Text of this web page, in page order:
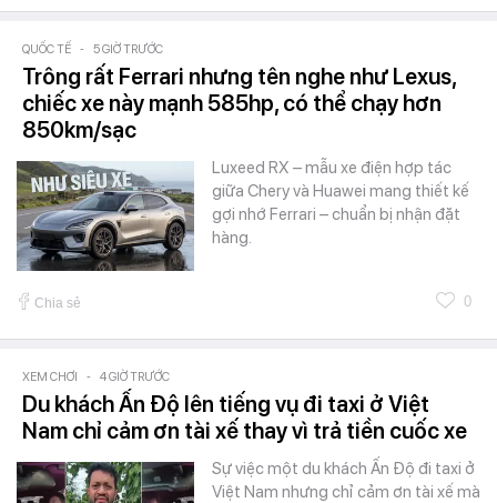
QUỐC TẾ - 5 GIỜ TRƯỚC
Trông rất Ferrari nhưng tên nghe như Lexus,
chiếc xe này mạnh 585hp, có thể chạy hơn
850km/sạc
Luxeed RX – mẫu xe điện hợp tác
giữa Chery và Huawei mang thiết kế
gợi nhớ Ferrari – chuẩn bị nhận đặt
hàng.
Chia sẻ 0
XEM CHƠI - 4 GIỜ TRƯỚC
Du khách Ấn Độ lên tiếng vụ đi taxi ở Việt
Nam chỉ cảm ơn tài xế thay vì trả tiền cuốc xe
Sự việc một du khách Ấn Độ đi taxi ở
Việt Nam nhưng chỉ cảm ơn tài xế mà